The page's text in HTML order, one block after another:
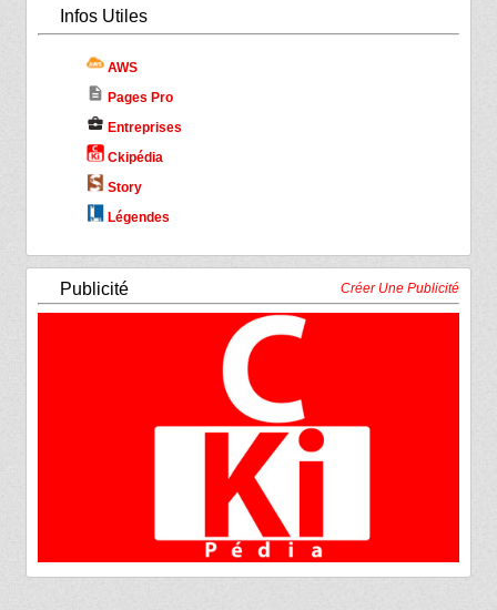
Infos Utiles
AWS
description Pages Pro
business_center Entreprises
Ckipédia
Story
Légendes
Publicité Créer Une Publicité